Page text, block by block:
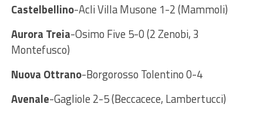
Castelbellino-Acli Villa Musone 1-2 (Mammoli)
Aurora Treia-Osimo Five 5-0 (2 Zenobi, 3
Montefusco)
Nuova Ottrano-Borgorosso Tolentino 0-4
Avenale-Gagliole 2-5 (Beccacece, Lambertucci)